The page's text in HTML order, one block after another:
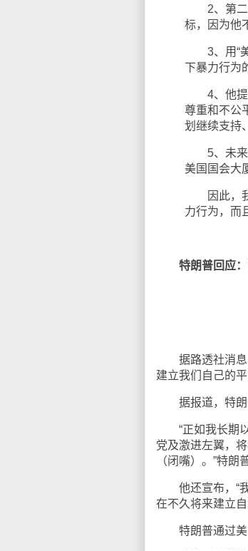
2、第二条
标，因为他
3、用“美
下暴力行为
4、他提到
尊重和不公
划继续支持
5、未来武
美国国会大
因此，我
力行为，而
特朗普回应
据路透社消息，
建立我们自己的平
据报道，特朗普
“正如我长期以
党及激进左翼，
（闭嘴）。”特朗
他还宣布，“我
在不久将来建立
特朗普通过美